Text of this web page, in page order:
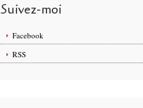
Suivez-moi
Facebook
RSS